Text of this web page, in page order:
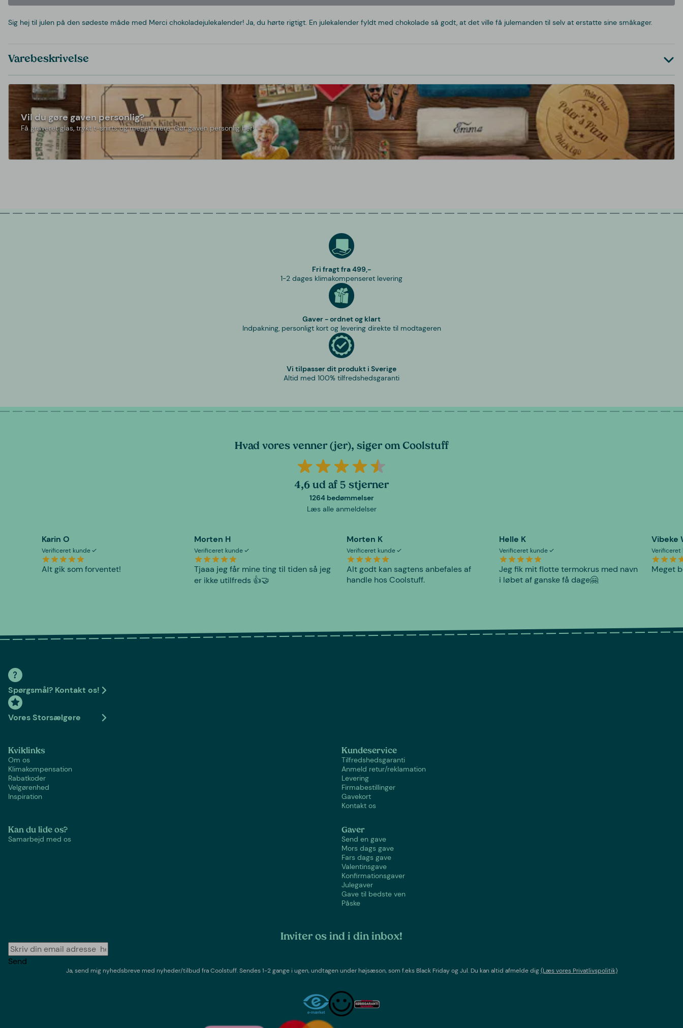
Sig hej til julen på den sødeste måde med Merci chokoladejulekalender! Ja, du hørte rigtigt. En julekalender fyldt med chokolade så godt, at det ville få julemanden til selv at erstatte sine småkager.
Varebeskrivelse
Vil du gøre gaven personlig?
Få graveret glas, trykt t-shirts og meget mere. Gør gaven personlig her!
Fri fragt fra 499,-
1-2 dages klimakompenseret levering
Gaver - ordnet og klart
Indpakning, personligt kort og levering direkte til modtageren
Vi tilpasser dit produkt i Sverige
Altid med 100% tilfredshedsgaranti
Hvad vores venner (jer), siger om Coolstuff
4,6 ud af 5 stjerner
1264 bedømmelser
Læs alle anmeldelser
Karin O
Verificeret kunde
Alt gik som forventet!
Morten H
Verificeret kunde
Tjaaa jeg får mine ting til tiden så jeg
er ikke utilfreds 👍🤝
Morten K
Verificeret kunde
Alt godt kan sagtens anbefales af
handle hos Coolstuff.
Helle K
Verificeret kunde
Jeg fik mit flotte termokrus med navn
i løbet af ganske få dage🤗
Vibeke
Meget
Spørgsmål? Kontakt os!
Vores Storsælgere
Kviklinks
Om os
Klimakompensation
Rabatkoder
Velgørenhed
Inspiration
Kundeservice
Tilfredshedsgaranti
Anmeld retur/reklamation
Levering
Firmabestillinger
Gavekort
Kontakt os
Kan du lide os?
Samarbejd med os
Gaver
Send en gave
Mors dags gave
Fars dags gave
Valentinsgave
Konfirmationsgaver
Julegaver
Gave til bedste ven
Påske
Inviter os ind i din inbox!
Send
Ja, send mig nyhedsbreve med nyheder/tilbud fraCoolstuff. Sendes 1-2 gange i ugen,undtagen under højsæson, som f.eks Black Friday og Jul. Du kan altid afmelde dig(Læs vores Privatlivspolitik)